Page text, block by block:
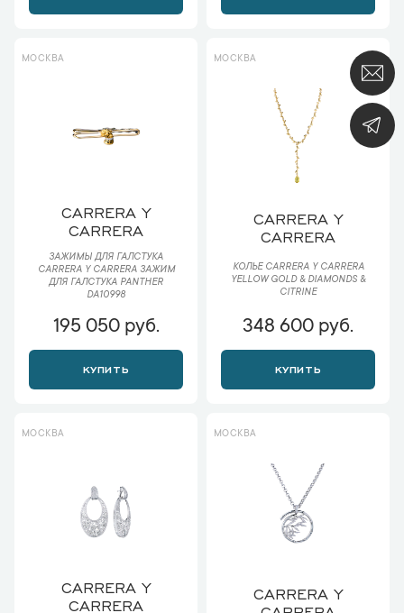
МОСКВА
CARRERA Y
CARRERA
ЗАЖИМЫ ДЛЯ ГАЛСТУКА
CARRERA Y CARRERA ЗАЖИМ
ДЛЯ ГАЛСТУКА PANTHER
DA10998
195 050 руб.
КУПИТЬ
МОСКВА
CARRERA Y
CARRERA
КОЛЬЕ CARRERA Y CARRERA
YELLOW GOLD & DIAMONDS &
CITRINE
348 600 руб.
КУПИТЬ
МОСКВА
CARRERA Y
CARRERA
МОСКВА
CARRERA Y